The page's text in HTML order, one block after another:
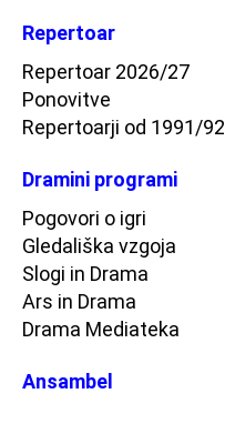
Repertoar
Repertoar 2026/27
Ponovitve
Repertoarji od 1991/92
Dramini programi
Pogovori o igri
Gledališka vzgoja
Slogi in Drama
Ars in Drama
Drama Mediateka
Ansambel